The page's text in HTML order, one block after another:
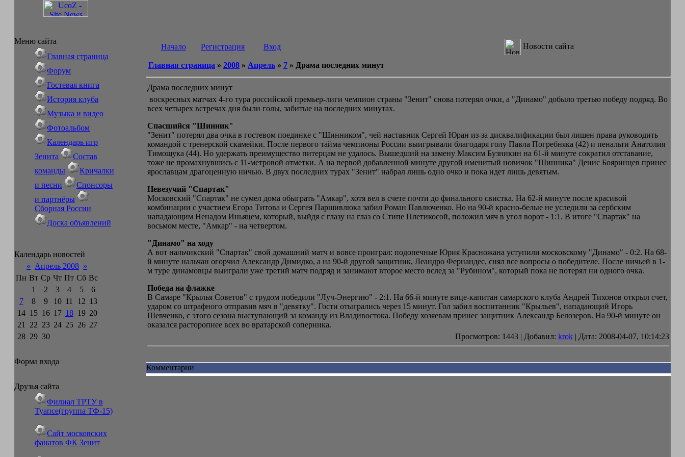
Меню сайта
Главная страница
Форум
Гостевая книга
История клуба
Музыка и видео
Фотоальбом
Календарь игр
Зенита
Состав
команды
Кричалки
и песни
Спонсоры
и партнёры
Сборная России
Доска объявлений
Календарь новостей
« Апрель 2008 »
Пн Вт Ср Чт Пт Сб Вс
1
2 3 4 5
6
7
8 9 10 11 12 13
14 15 16 17 18 19 20
21
22 23 24 25 26 27
28 29 30
Форма входа
Друзья сайта
Филиал ТРТУ в
Туапсе(группа ТФ-15)
Сайт московских
фанатов ФК Зенит
Начало Регистрация Вход Новости сайта
Главная страница » 2008 » Апрель » 7 » Драма последних минут
Драма последних минут
воскресных матчах 4-го тура российской премьер-лиги чемпион страны "Зенит" снова потерял очки, а "Динамо" добыло третью победу подряд. Во
всех четырех встречах дня были голы, забитые на последних минутах.
Спасшийся "Шинник"
"Зенит" потерял два очка в гостевом поединке с "Шинником", чей наставник Сергей Юран из-за дисквалификации был лишен права руководить
командой с тренерской скамейки. После первого тайма чемпионы России выигрывали благодаря голу Павла Погребняка (42) и пенальти Анатолия
Тимощука (44). Но удержать преимущество питерцам не удалось. Вышедший на замену Максим Бузникин на 61-й минуте сократил отставание,
тоже не промахнувшись с 11-метровой отметки. А на первой добавленной минуте другой именитый новичок "Шинника" Денис Бояринцев принес
ярославцам драгоценную ничью. В двух последних турах "Зенит" набрал лишь одно очко и пока идет лишь девятым.
Невезучий "Спартак"
Московский "Спартак" не сумел дома обыграть "Амкар", хотя вел в счете почти до финального свистка. На 62-й минуте после красивой
комбинации с участием Егора Титова и Сергея Паршивлюка забил Роман Павлюченко. Но на 90-й красно-белые не уследили за сербским
нападающим Ненадом Иньяцем, который, выйдя с глазу на глаз со Стипе Плетикосой, положил мяч в угол ворот - 1:1. В итоге "Спартак" на
восьмом месте, "Амкар" - на четвертом.
"Динамо" на ходу
А вот нальчикский "Спартак" свой домашний матч и вовсе проиграл: подопечные Юрия Красножана уступили московскому "Динамо" - 0:2. На 68-
й минуте нальчан огорчил Александр Димидко, а на 90-й другой защитник, Леандро Фернандес, снял все вопросы о победителе. После ничьей в 1-
м туре динамовцы выиграли уже третий матч подряд и занимают второе место вслед за "Рубином", который пока не потерял ни одного очка.
Победа на флажке
В Самаре "Крылья Советов" с трудом победили "Луч-Энергию" - 2:1. На 66-й минуте вице-капитан самарского клуба Андрей Тихонов открыл счет,
ударом со штрафного отправив мяч в "девятку". Гости отыгрались через 15 минут. Гол забил воспитанник "Крыльев", нападающий Игорь
Шевченко, с этого сезона выступающий за команду из Владивостока. Победу хозяевам принес защитник Александр Белозеров. На 90-й минуте он
оказался расторопнее всех во вратарской соперника.
Просмотров: 1443 | Добавил: krok | Дата: 2008-04-07, 10:14:23
Комментарии